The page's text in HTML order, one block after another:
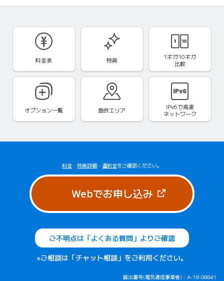
料金表 特典
1ギガ10ギガ
比較
オプション一覧 提供エリア IPv6で高速
ネットワーク
料金 ・ 特典詳細 ・ 違約金をご確認ください。
Webでお申し込み（新しいタブ
ご不明点は「よくある質問」よりご確認
※ご相談は「チャット相談」をご利用ください。
届出番号(電気通信事業者)：A-18-08841